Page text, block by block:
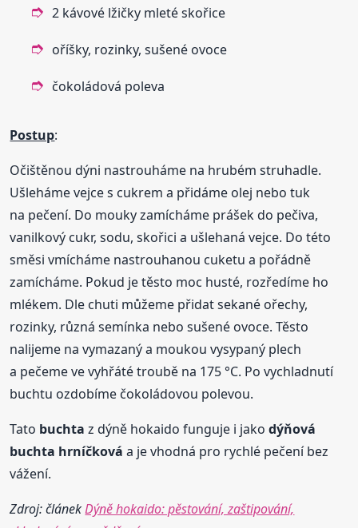
2 kávové lžičky mleté skořice
oříšky, rozinky, sušené ovoce
čokoládová poleva
Postup:
Očištěnou dýni nastrouháme na hrubém struhadle.
Ušleháme vejce s cukrem a přidáme olej nebo tuk
na pečení. Do mouky zamícháme prášek do pečiva,
vanilkový cukr, sodu, skořici a ušlehaná vejce. Do této
směsi vmícháme nastrouhanou cuketu a pořádně
zamícháme. Pokud je těsto moc husté, rozředíme ho
mlékem. Dle chuti můžeme přidat sekané ořechy,
rozinky, různá semínka nebo sušené ovoce. Těsto
nalijeme na vymazaný a moukou vysypaný plech
a pečeme ve vyhřáté troubě na 175 °C. Po vychladnutí
buchtu ozdobíme čokoládovou polevou.
Tato buchta z dýně hokaido funguje i jakodýňová
buchta hrníčková a je vhodná pro rychlé pečení bez
vážení.
Zdroj: článekDýně hokaido: pěstování, zaštipování,